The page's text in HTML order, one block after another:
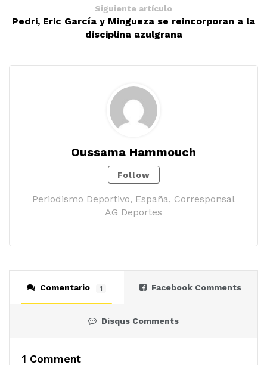
Siguiente artículo
Pedri, Eric García y Mingueza se reincorporan a la
disciplina azulgrana
Oussama Hammouch
Follow
Periodismo Deportivo, España, Corresponsal
AG Deportes
Comentario 1 Facebook Comments
Disqus Comments
1 Comment